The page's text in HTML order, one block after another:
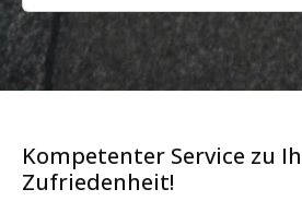
Kompetenter Service zu
Zufriedenheit!